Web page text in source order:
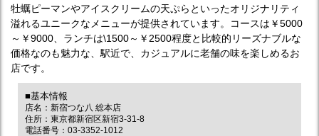
牡蠣ピーマンやアイスクリームの天ぷらといったオリジナリティ
溢れるユニークなメニューが提供されています。コースは￥5000
～￥9000、ランチは\1500～￥2500程度と比較的リーズナブルな
価格なのも魅力な、駅近で、カジュアルに老舗の味を楽しめるお
店です。
■基本情報
店名：新宿つな八 総本店
住所：東京都新宿区新宿3-31-8
電話番号：03-3352-1012